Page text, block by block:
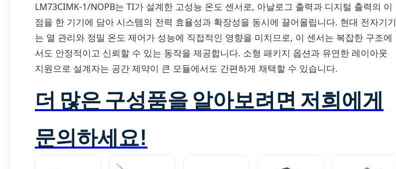
LM73CIMK-1/NOPB는 TI가 설계한 고성능 온도 센서로, 아날로그 출력과 디지털 출력의 이
점을 한 기기에 담아 시스템의 전력 효율성과 확장성을 동시에 끌어올립니다. 현대 전자기기
는 열 관리와 정밀 온도 제어가 성능에 직접적인 영향을 미치므로, 이 센서는 복잡한 구조에
서도 안정적이고 신뢰할 수 있는 동작을 제공합니다. 소형 패키지 옵션과 유연한 레이아웃
지원으로 설계자는 공간 제약이 큰 모듈에서도 간편하게 채택할 수 있습니다.
더 많은 구성품을 알아보려면 저희에게
문의하세요!